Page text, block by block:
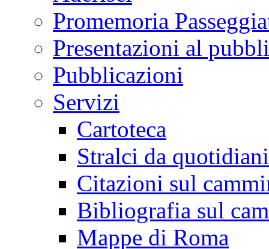
Promemoria
Presentazioni al
Pubblicazioni
Servizi
Cartoteca
Stralci da
Citazioni sul
Bibliografia sul
Mappe di Roma